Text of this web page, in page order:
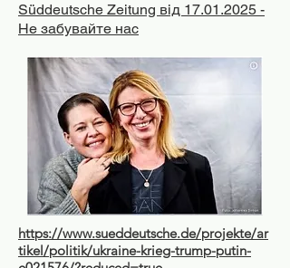
Süddeutsche Zeitung від 17.01.2025 -
Не забувайте нас
https://www.sueddeutsche.de/projekte/ar
tikel/politik/ukraine-krieg-trump-putin-